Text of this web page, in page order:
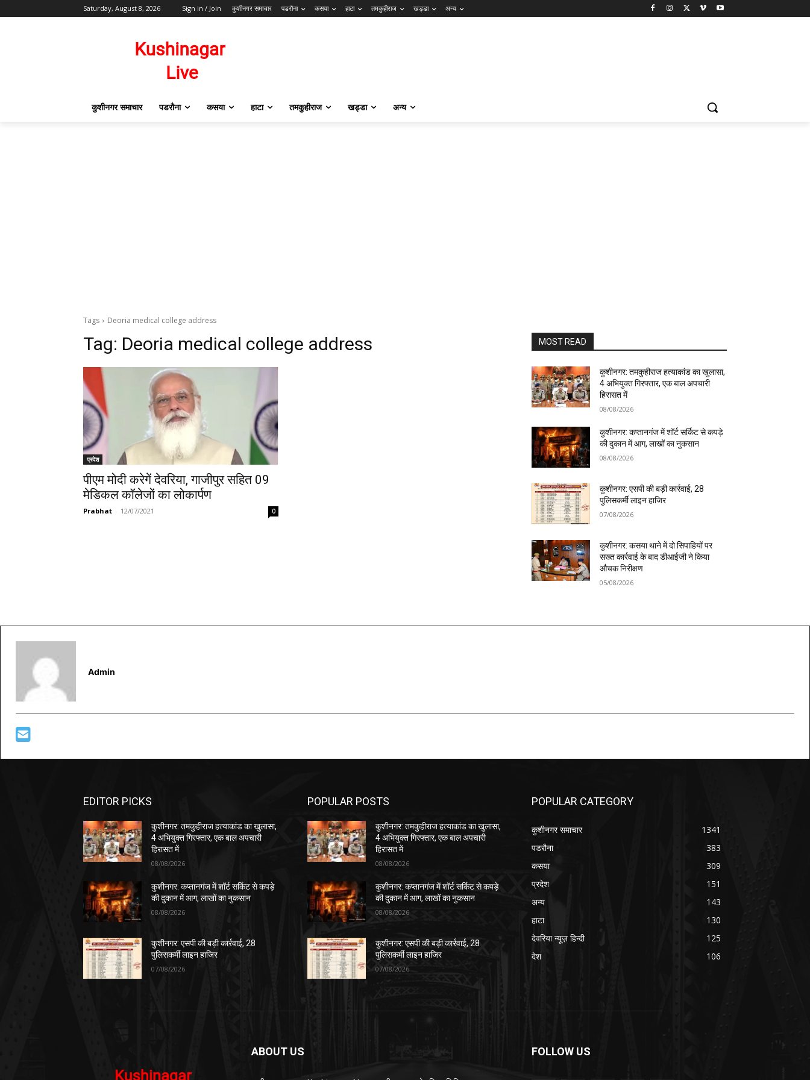
Saturday, August 8, 2026 Sign in / Join कुशीनगर समाचार पडरौना कसया हाटा तमकुहीराज खड्डा अन्य
कुशीनगर समाचार पडरौना कसया हाटा तमकुहीराज खड्डा अन्य
Tags Deoria medical college address
Tag: Deoria medical college address
प्रदेश
पीएम मोदी करेगें देवरिया, गाजीपुर सहित 09
मेडिकल कॉलेजों का लोकार्पण
Prabhat - 12/07/2021 0
MOST READ
कुशीनगर: तमकुहीराज हत्याकांड का खुलासा,
4 अभियुक्त गिरफ्तार, एक बाल अपचारी
हिरासत में
08/08/2026
कुशीनगर: कप्तानगंज में शॉर्ट सर्किट से कपड़े
की दुकान में आग, लाखों का नुकसान
08/08/2026
कुशीनगर: एसपी की बड़ी कार्रवाई, 28
पुलिसकर्मी लाइन हाजिर
07/08/2026
कुशीनगर: कसया थाने में दो सिपाहियों पर
सख्त कार्रवाई के बाद डीआईजी ने किया
औचक निरीक्षण
05/08/2026
Admin
EDITOR PICKS
कुशीनगर: तमकुहीराज हत्याकांड का खुलासा,
4 अभियुक्त गिरफ्तार, एक बाल अपचारी
हिरासत में
08/08/2026
कुशीनगर: कप्तानगंज में शॉर्ट सर्किट से कपड़े
की दुकान में आग, लाखों का नुकसान
08/08/2026
कुशीनगर: एसपी की बड़ी कार्रवाई, 28
पुलिसकर्मी लाइन हाजिर
07/08/2026
POPULAR POSTS
कुशीनगर: तमकुहीराज हत्याकांड का खुलासा,
4 अभियुक्त गिरफ्तार, एक बाल अपचारी
हिरासत में
08/08/2026
कुशीनगर: कप्तानगंज में शॉर्ट सर्किट से कपड़े
की दुकान में आग, लाखों का नुकसान
08/08/2026
कुशीनगर: एसपी की बड़ी कार्रवाई, 28
पुलिसकर्मी लाइन हाजिर
07/08/2026
POPULAR CATEGORY
कुशीनगर समाचार
1341
पडरौना
383
कसया
309
प्रदेश
151
अन्य
143
हाटा
130
देवरिया न्यूज़ हिन्दी
125
देश
106
ABOUT US FOLLOW US